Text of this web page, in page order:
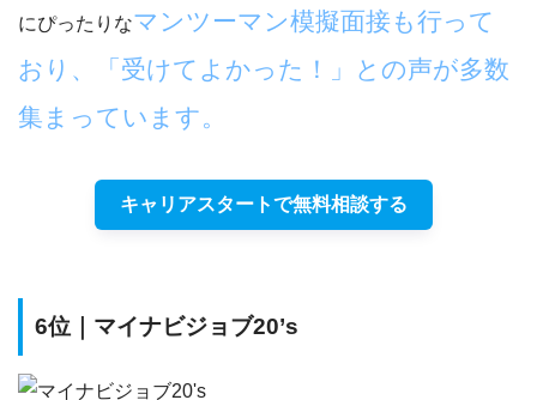
にぴったりなマンツーマン模擬面接も行って
おり、「受けてよかった！」との声が多数
集まっています。
キャリアスタートで無料相談する
6位｜マイナビジョブ20’s